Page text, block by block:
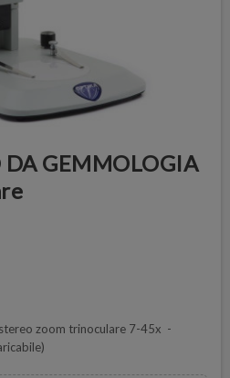
DA GEMMOLOGIA
zoom trinoculare 7-45x -